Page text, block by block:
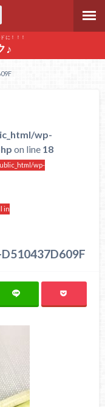
に！！！
♪
wp-
on line 18
wp-
in